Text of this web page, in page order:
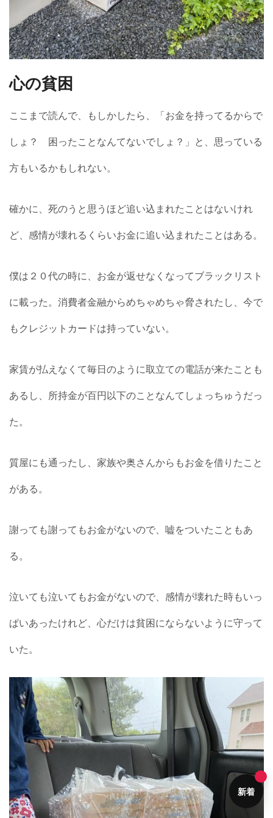
心の貧困
ここまで読んで、もしかしたら、「お金を持ってるからで
しょ？ 困ったことなんてないでしょ？」と、思っている
方もいるかもしれない。
確かに、死のうと思うほど追い込まれたことはないけれ
ど、感情が壊れるくらいお金に追い込まれたことはある。
僕は２０代の時に、お金が返せなくなってブラックリスト
に載った。消費者金融からめちゃめちゃ脅されたし、今で
もクレジットカードは持っていない。
家賃が払えなくて毎日のように取立ての電話が来たことも
あるし、所持金が百円以下のことなんてしょっちゅうだっ
た。
質屋にも通ったし、家族や奥さんからもお金を借りたこと
がある。
謝っても謝ってもお金がないので、嘘をついたこともあ
る。
泣いても泣いてもお金がないので、感情が壊れた時もいっ
ぱいあったけれど、心だけは貧困にならないように守って
いた。
新着